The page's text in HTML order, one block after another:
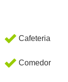
Cafeteria
Comedor